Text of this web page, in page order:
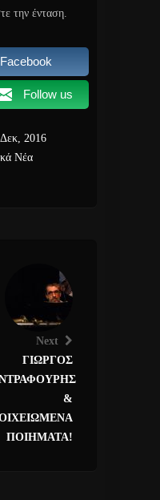
την ένταση.
Follow us
2016
Νέα
Next
ΓΙΩΡΓΟΣ
&
ΠΟΙΗΜΑΤΑ!